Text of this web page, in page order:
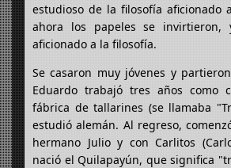
estudioso de la filosofía aficionado
ahora los papeles se
aficionado a la filosofía.
Se casaron muy jóvenes y
Eduardo trabajó tres años como
fábrica de tallarines (se llamaba
estudió alemán. Al regreso,
hermano Julio y con Carlitos
nació el Quilapayún, que significa